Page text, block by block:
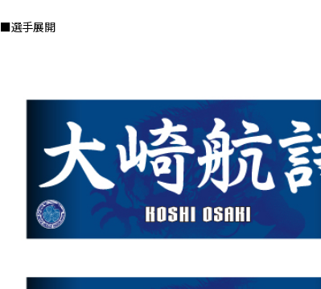
■選手展開